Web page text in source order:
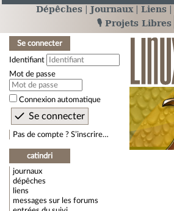
Dépêches Journaux Liens
🎙️ Projets Libres
Se connecter
Identifiant
Mot de passe
Connexion automatique
Pas de compte ? S’inscrire…
catindri
journaux
dépêches
liens
messages sur les forums